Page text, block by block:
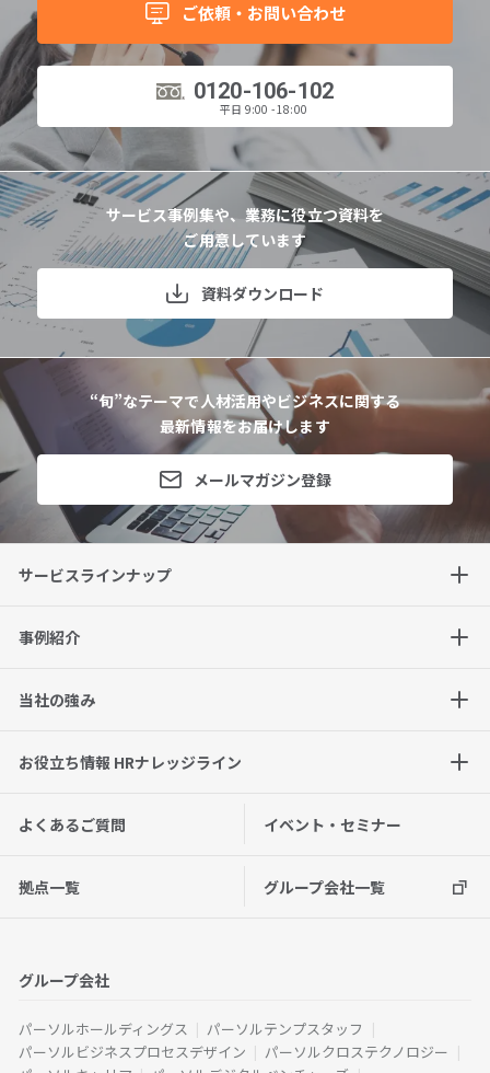
サービス事例集や、業務に役立つ資料を
ご用意しています
資料ダウンロード
仕事をお探しの方 会社案内
採用情報
閉じる
ご依頼・お問い合わせ
0120-106-102
平日 9:00 - 18:00
サービス事例集や、業務に役立つ資料を
ご用意しています
資料ダウンロード
“旬”なテーマで人材活用やビジネスに関する
最新情報をお届けします
メールマガジン登録
サービスラインナップ
事例紹介
当社の強み
お役立ち情報 HRナレッジライン
よくあるご質問 イベント・セミナー
拠点一覧 グループ会社一覧
グループ会社
パーソルホールディングス
パーソルテンプスタッフ
パーソルビジネスプロセスデザイン
パーソルクロステクノロジー